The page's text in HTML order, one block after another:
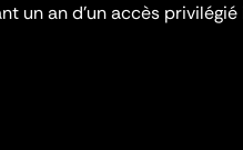
un an d’un accès